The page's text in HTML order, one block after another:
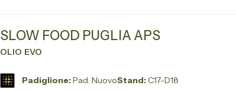
SLOW FOOD PUGLIA APS
OLIO EVO
Padiglione:Pad. NuovoStand:C17-D18